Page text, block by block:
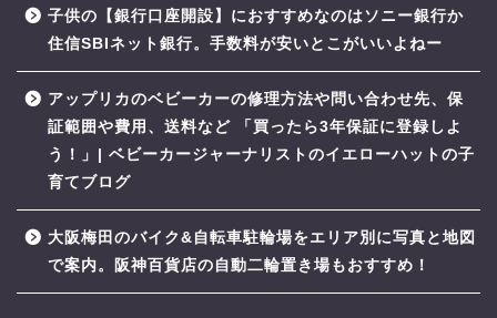
子供の【銀行口座開設】におすすめなのはソニー銀行か
住信SBIネット銀行。手数料が安いとこがいいよねー
アップリカのベビーカーの修理方法や問い合わせ先、保
証範囲や費用、送料など 「買ったら3年保証に登録しよ
う！」| ベビーカージャーナリストのイエローハットの子
育てブログ
大阪梅田のバイク&自転車駐輪場をエリア別に写真と地図
で案内。阪神百貨店の自動二輪置き場もおすすめ！